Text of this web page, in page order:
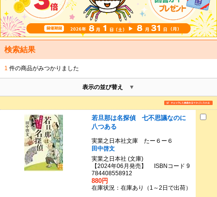
検索結果
1 件の商品がみつかりました
表示の並び替え
若旦那は名探偵 七不思議なのに
八つある
実業之日本社文庫 たー６ー６
田中啓文
実業之日本社 (文庫)
【2024年06月発売】 ISBNコード 9
784408558912
880円
在庫状況：在庫あり（1～2日で出荷）